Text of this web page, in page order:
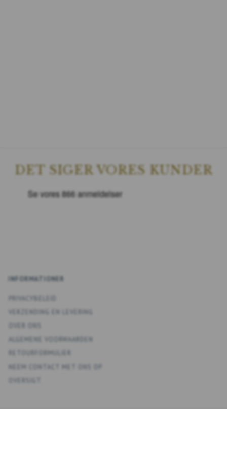
DET SIGER VORES KUNDER
INFORMATIONER
ALGEMENE VOORWAARDEN
RETOURFORMULIER
NEEM CONTACT MET ONS OP